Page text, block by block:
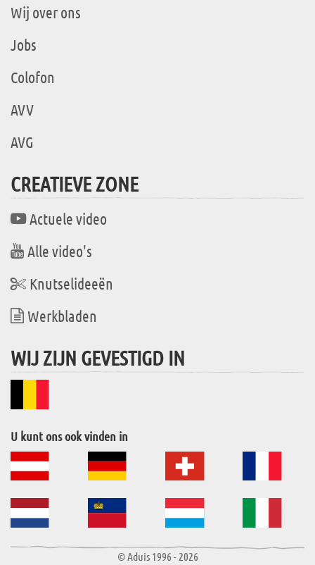
Wij over ons
Jobs
Colofon
AVV
AVG
CREATIEVE ZONE
Actuele video
Alle video's
Knutselideeën
Werkbladen
WIJ ZIJN GEVESTIGD IN
U kunt ons ook vinden in
© Aduis 1996 - 2026